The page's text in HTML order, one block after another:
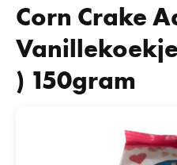
Corn Crake
) 150gram